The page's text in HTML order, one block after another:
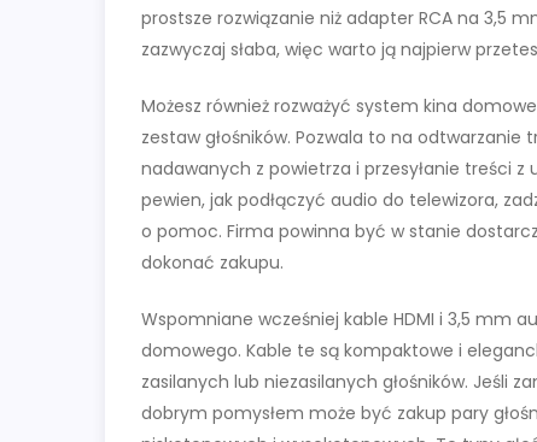
prostsze rozwiązanie niż adapter RCA na 3,5
zazwyczaj słaba, więc warto ją najpierw
Możesz również rozważyć system kina
zestaw głośników. Pozwala to na
nadawanych z powietrza i przesyłanie treści
pewien, jak podłączyć audio do telewizora,
o pomoc. Firma powinna być w stanie
dokonać zakupu.
Wspomniane wcześniej kable HDMI i 3,5 mm
domowego. Kable te są kompaktowe i
zasilanych lub niezasilanych głośników. Jeśli
dobrym pomysłem może być zakup pary